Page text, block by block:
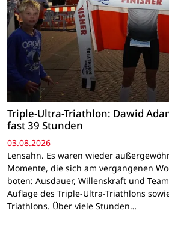
Triple-Ultra-Triathlon: Dawid
fast 39 Stunden
03.08.2026
Lensahn. Es waren wieder
Momente, die sich am vergangenen
boten: Ausdauer, Willenskraft und
Auflage des Triple-Ultra-Triathlons
Triathlons. Über viele Stunden…